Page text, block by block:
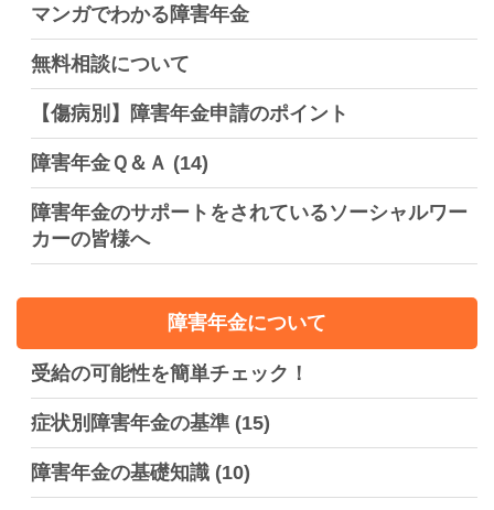
マンガでわかる障害年金
無料相談について
【傷病別】障害年金申請のポイント
障害年金Ｑ＆Ａ (14)
障害年金のサポートをされているソーシャルワー
カーの皆様へ
障害年金について
受給の可能性を簡単チェック！
症状別障害年金の基準 (15)
障害年金の基礎知識 (10)